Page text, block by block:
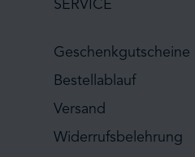
SERVICE
Geschenkgutscheine
Bestellablauf
Versand
Widerrufsbelehrung